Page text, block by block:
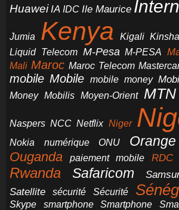
Huawei IA IDC Ile Maurice
Jumia Kenya Kigali
Liquid Telecom M-Pesa M-PESA
Mali Maroc Maroc Telecom
mobile Mobile mobile money
Money Mobilis Moyen-Orient MTN
Naspers NCC Netflix Niger
Nokia
numérique ONU Orange
Ouganda paiement mobile RDC
Rwanda Safaricom
Satellite sécurité Sécurité
Skype
smartphone Smartphone